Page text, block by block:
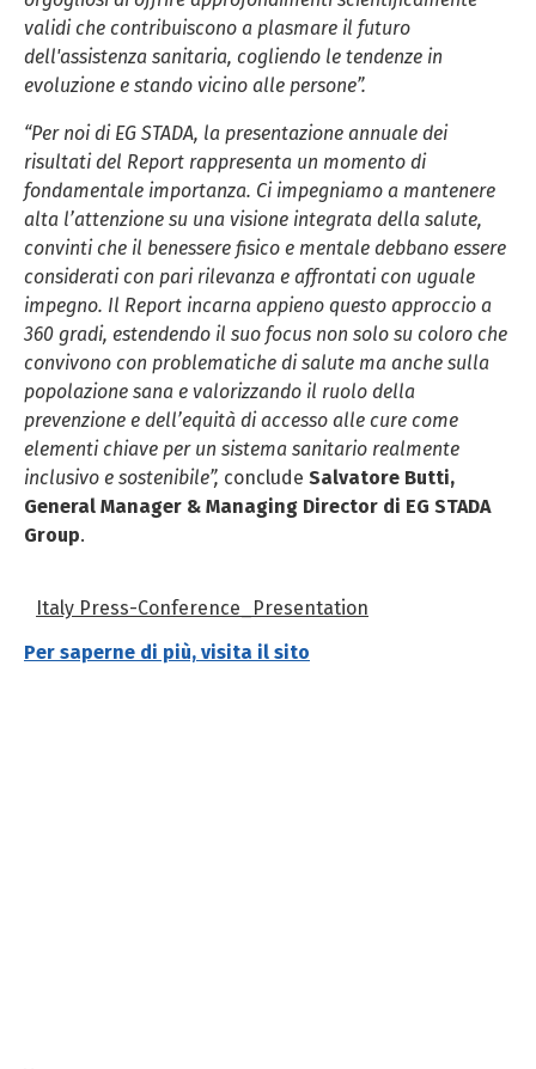
Policy.
validi che contribuiscono a plasmare il futuro
dell'assistenza sanitaria, cogliendo le tendenze in
evoluzione e stando vicino alle persone”.
“Per noi di EG STADA, la presentazione annuale dei
risultati del Report rappresenta un momento di
fondamentale importanza. Ci impegniamo a mantenere
alta l’attenzione su una visione integrata della salute,
convinti che il benessere fisico e mentale debbano essere
considerati con pari rilevanza e affrontati con uguale
impegno. Il Report incarna appieno questo approccio a
360 gradi, estendendo il suo focus non solo su coloro che
convivono con problematiche di salute ma anche sulla
popolazione sana e valorizzando il ruolo della
prevenzione e dell’equità di accesso alle cure come
elementi chiave per un sistema sanitario realmente
inclusivo e sostenibile”, conclude Salvatore Butti,
General Manager & Managing Director di EG STADA
Group.
Italy Press-Conference_Presentation
Per saperne di più, visita il sito